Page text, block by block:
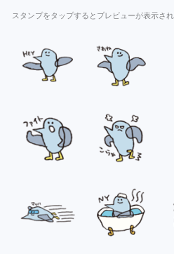
スタンプをタップするとプレビューが表示され